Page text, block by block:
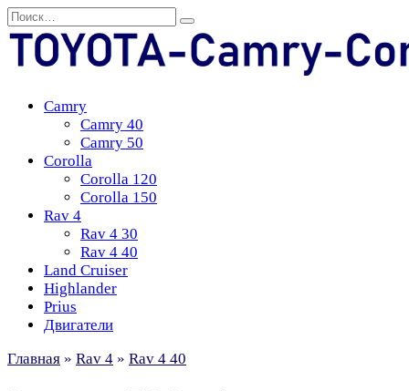
Перейти
к
содержанию
Search
for:
Camry
Camry 40
Camry 50
Corolla
Corolla 120
Corolla 150
Rav 4
Rav 4 30
Rav 4 40
Land Cruiser
Highlander
Prius
Двигатели
Главная » Rav 4 » Rav 4 40